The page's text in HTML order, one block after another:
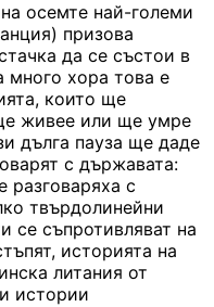
осемте най-големи
призова
да се състои в
много хора това е
които ще
живее или ще умре
дълга пауза ще даде
с държавата:
разговаряха с
твърдолинейни
се съпротивляват на
историята на
литания от
истории